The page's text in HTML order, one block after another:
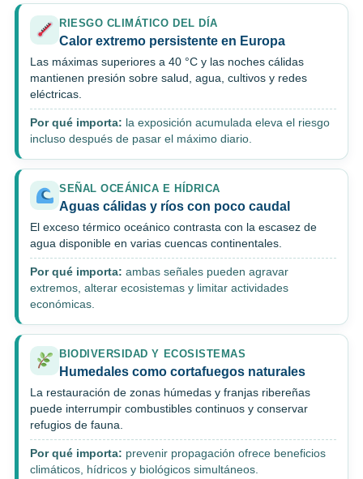
RIESGO CLIMÁTICO DEL DÍA
Calor extremo persistente en Europa
Las máximas superiores a 40 °C y las noches cálidas
mantienen presión sobre salud, agua, cultivos y redes
eléctricas.
Por qué importa: la exposición acumulada eleva el riesgo
incluso después de pasar el máximo diario.
SEÑAL OCEÁNICA E HÍDRICA
Aguas cálidas y ríos con poco caudal
El exceso térmico oceánico contrasta con la escasez de
agua disponible en varias cuencas continentales.
Por qué importa: ambas señales pueden agravar
extremos, alterar ecosistemas y limitar actividades
económicas.
BIODIVERSIDAD Y ECOSISTEMAS
Humedales como cortafuegos naturales
La restauración de zonas húmedas y franjas ribereñas
puede interrumpir combustibles continuos y conservar
refugios de fauna.
Por qué importa: prevenir propagación ofrece beneficios
climáticos, hídricos y biológicos simultáneos.